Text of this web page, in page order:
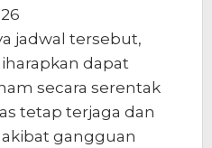
jadwal tersebut,
dapat
secara serentak
tetap terjaga dan
gangguan